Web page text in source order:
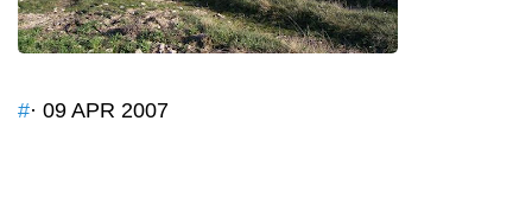
#· 09 APR 2007